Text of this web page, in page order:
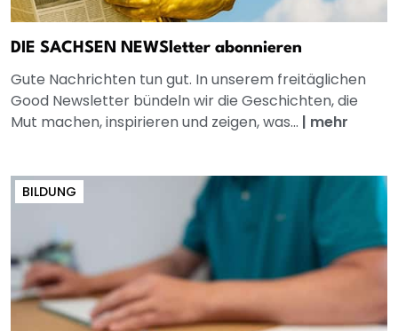
DIE SACHSEN NEWSletter abonnieren
Gute Nachrichten tun gut. In unserem freitäglichen
Good Newsletter bündeln wir die Geschichten, die
Mut machen, inspirieren und zeigen, was... | mehr
BILDUNG